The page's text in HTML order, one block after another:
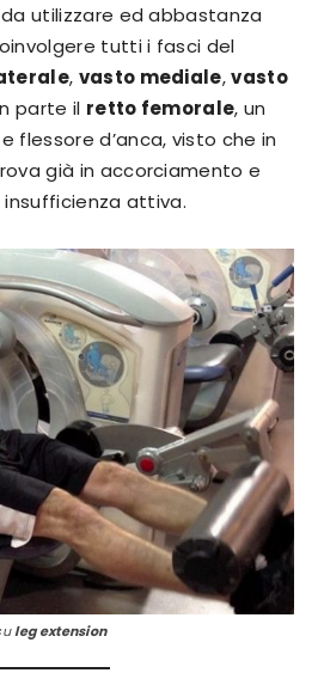
utilizzare ed abbastanza
tutti i fasci del
, vasto mediale,vasto
parte il retto femorale, un
flessore d’anca, visto che in
già in accorciamento e
attiva.
leg extension